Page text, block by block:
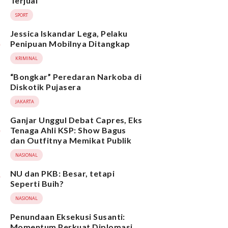
SPORT
Jessica Iskandar Lega, Pelaku
Penipuan Mobilnya Ditangkap
KRIMINAL
“Bongkar” Peredaran Narkoba di
Diskotik Pujasera
JAKARTA
Ganjar Unggul Debat Capres, Eks
Tenaga Ahli KSP: Show Bagus
dan Outfitnya Memikat Publik
NASIONAL
NU dan PKB: Besar, tetapi
Seperti Buih?
NASIONAL
Penundaan Eksekusi Susanti: